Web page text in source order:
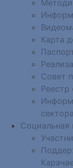
Карта
Совет
Реестр
Социальная